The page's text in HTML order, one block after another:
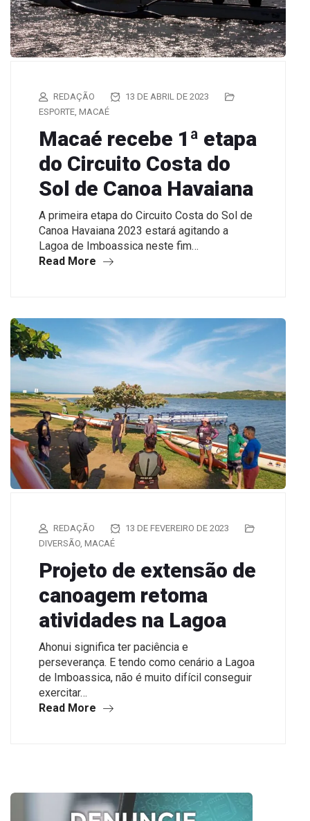
REDAÇÃO
13 DE ABRIL DE 2023
ESPORTE, MACAÉ
Macaé recebe 1ª etapa
do Circuito Costa do
Sol de Canoa Havaiana
A primeira etapa do Circuito Costa do Sol de
Canoa Havaiana 2023 estará agitando a
Lagoa de Imboassica neste fim…
Read More
REDAÇÃO
13 DE FEVEREIRO DE 2023
DIVERSÃO MACAÉ
Projeto de extensão de
canoagem retoma
atividades na Lagoa
Ahonui significa ter paciência e
perseverança. E tendo como cenário a Lagoa
de Imboassica, não é muito difícil conseguir
exercitar…
Read More